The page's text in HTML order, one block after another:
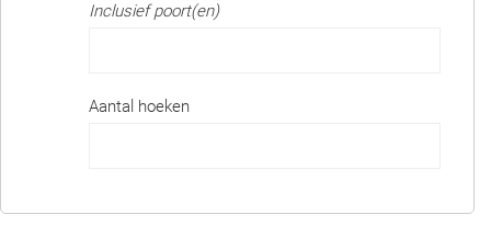
Inclusief poort(en)
Aantal hoeken